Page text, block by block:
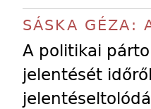
SÁSKA GÉZA:
A politikai
jelentését